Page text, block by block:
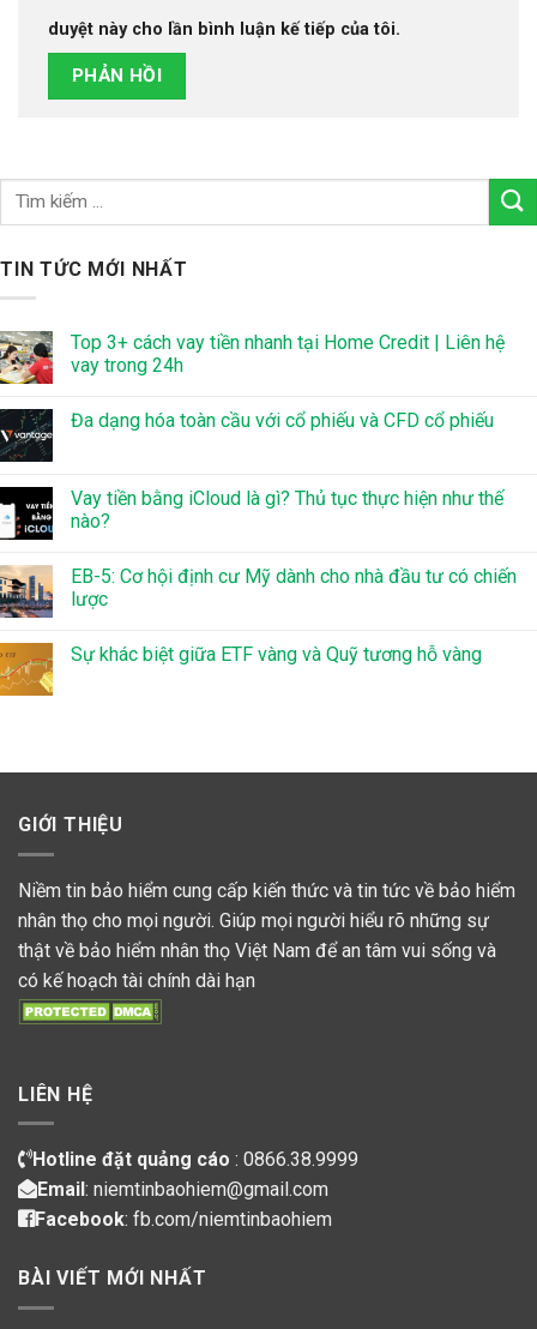
duyệt này cho lần bình luận kế tiếp của tôi.
TIN TỨC MỚI NHẤT
Top 3+ cách vay tiền nhanh tại Home Credit | Liên hệ
vay trong 24h
Đa dạng hóa toàn cầu với cổ phiếu và CFD cổ phiếu
Vay tiền bằng iCloud là gì? Thủ tục thực hiện như thế
nào?
EB-5: Cơ hội định cư Mỹ dành cho nhà đầu tư có chiến
lược
Sự khác biệt giữa ETF vàng và Quỹ tương hỗ vàng
GIỚI THIỆU
Niềm tin bảo hiểm cung cấp kiến thức và tin tức về bảo hiểm
nhân thọ cho mọi người. Giúp mọi người hiểu rõ những sự
thật về bảo hiểm nhân thọ Việt Nam để an tâm vui sống và
có kế hoạch tài chính dài hạn
LIÊN HỆ
Hotline đặt quảng cáo : 0866.38.9999
Email : niemtinbaohiem@gmail.com
Facebook: fb.com/niemtinbaohiem
BÀI VIẾT MỚI NHẤT